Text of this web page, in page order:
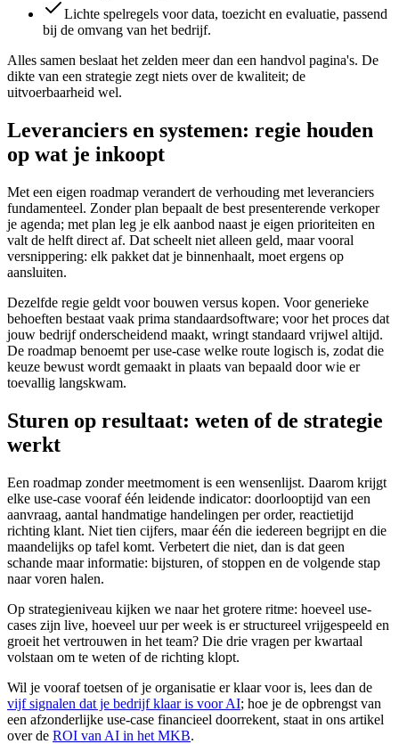
Lichte spelregels voor data, toezicht en evaluatie, passend
bij de omvang van het bedrijf.
Alles samen beslaat het zelden meer dan een handvol pagina's. De
dikte van een strategie zegt niets over de kwaliteit; de
uitvoerbaarheid wel.
Leveranciers en systemen: regie houden
op wat je inkoopt
Met een eigen roadmap verandert de verhouding met leveranciers
fundamenteel. Zonder plan bepaalt de best presenterende verkoper
je agenda; met plan leg je elk aanbod naast je eigen prioriteiten en
valt de helft direct af. Dat scheelt niet alleen geld, maar vooral
versnippering: elk pakket dat je binnenhaalt, moet ergens op
aansluiten.
Dezelfde regie geldt voor bouwen versus kopen. Voor generieke
behoeften bestaat vaak prima standaardsoftware; voor het proces dat
jouw bedrijf onderscheidend maakt, wringt standaard vrijwel altijd.
De roadmap benoemt per use-case welke route logisch is, zodat die
keuze bewust wordt gemaakt in plaats van bepaald door wie er
toevallig langskwam.
Sturen op resultaat: weten of de strategie
werkt
Een roadmap zonder meetmoment is een wensenlijst. Daarom krijgt
elke use-case vooraf één leidende indicator: doorlooptijd van een
aanvraag, aantal handmatige handelingen per order, reactietijd
richting klant. Niet tien cijfers, maar één die iedereen begrijpt en die
maandelijks op tafel komt. Verbetert die niet, dan is dat geen
schande maar informatie: bijsturen, of stoppen en de volgende stap
naar voren halen.
Op strategieniveau kijken we naar het grotere ritme: hoeveel use-
cases zijn live, hoeveel uur per week is er structureel vrijgespeeld en
groeit het vertrouwen in het team? Die drie vragen per kwartaal
volstaan om te weten of de richting klopt.
Wil je vooraf toetsen of je organisatie er klaar voor is, lees dan de
vijf signalen dat je bedrijf klaar is voor AI; hoe je de opbrengst van
een afzonderlijke use-case financieel doorrekent, staat in ons artikel
over de ROI van AI in het MKB.